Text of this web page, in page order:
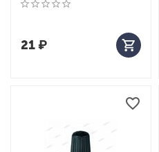
21₽